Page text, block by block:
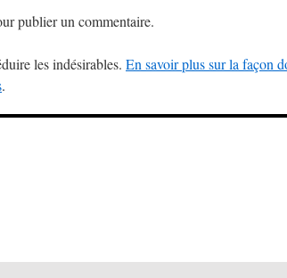
publier un commentaire.
les indésirables. En savoir plus sur la façon
.